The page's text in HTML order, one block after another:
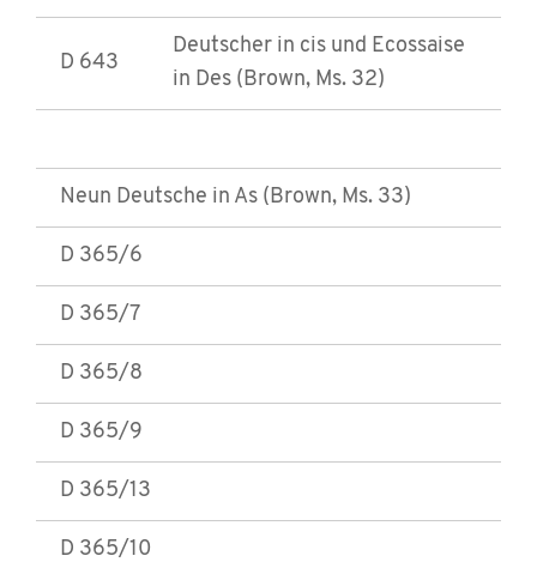
D 643
Deutscher in cis und Ecossaise
in Des (Brown, Ms. 32)
Neun Deutsche in As (Brown, Ms. 33)
D 365/6
D 365/7
D 365/8
D 365/9
D 365/13
D 365/10